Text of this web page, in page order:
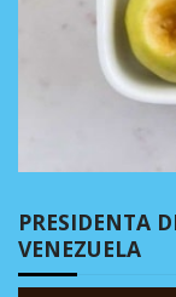
PRESIDENTA
VENEZUELA